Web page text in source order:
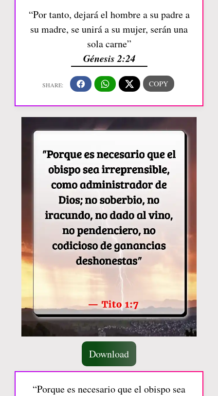
“Por tanto, dejará el hombre a su padre a
su madre, se unirá a su mujer, serán una
sola carne”
Génesis 2:24
Download
“Porque es necesario que el obispo sea